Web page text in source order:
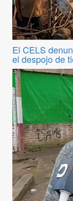
El CELS
el despojo de